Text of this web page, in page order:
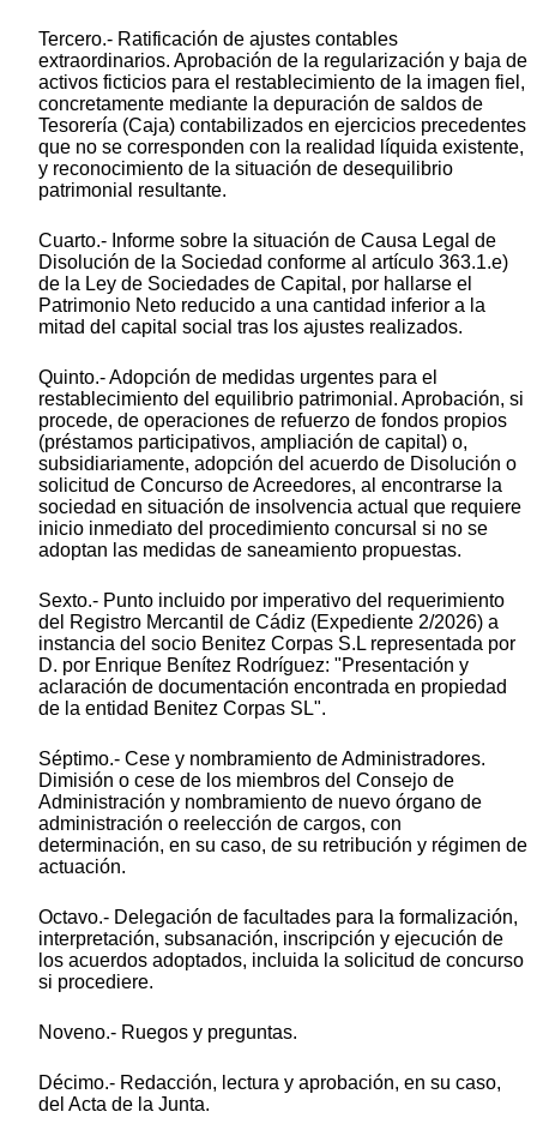
Tercero.- Ratificación de ajustes contables
extraordinarios. Aprobación de la regularización y baja de
activos ficticios para el restablecimiento de la imagen fiel,
concretamente mediante la depuración de saldos de
Tesorería (Caja) contabilizados en ejercicios precedentes
que no se corresponden con la realidad líquida existente,
y reconocimiento de la situación de desequilibrio
patrimonial resultante.
Cuarto.- Informe sobre la situación de Causa Legal de
Disolución de la Sociedad conforme al artículo 363.1.e)
de la Ley de Sociedades de Capital, por hallarse el
Patrimonio Neto reducido a una cantidad inferior a la
mitad del capital social tras los ajustes realizados.
Quinto.- Adopción de medidas urgentes para el
restablecimiento del equilibrio patrimonial. Aprobación, si
procede, de operaciones de refuerzo de fondos propios
(préstamos participativos, ampliación de capital) o,
subsidiariamente, adopción del acuerdo de Disolución o
solicitud de Concurso de Acreedores, al encontrarse la
sociedad en situación de insolvencia actual que requiere
inicio inmediato del procedimiento concursal si no se
adoptan las medidas de saneamiento propuestas.
Sexto.- Punto incluido por imperativo del requerimiento
del Registro Mercantil de Cádiz (Expediente 2/2026) a
instancia del socio Benitez Corpas S.L representada por
D. por Enrique Benítez Rodríguez: "Presentación y
aclaración de documentación encontrada en propiedad
de la entidad Benitez Corpas SL".
Séptimo.- Cese y nombramiento de Administradores.
Dimisión o cese de los miembros del Consejo de
Administración y nombramiento de nuevo órgano de
administración o reelección de cargos, con
determinación, en su caso, de su retribución y régimen de
actuación.
Octavo.- Delegación de facultades para la formalización,
interpretación, subsanación, inscripción y ejecución de
los acuerdos adoptados, incluida la solicitud de concurso
si procediere.
Noveno.- Ruegos y preguntas.
Décimo.- Redacción, lectura y aprobación, en su caso,
del Acta de la Junta.